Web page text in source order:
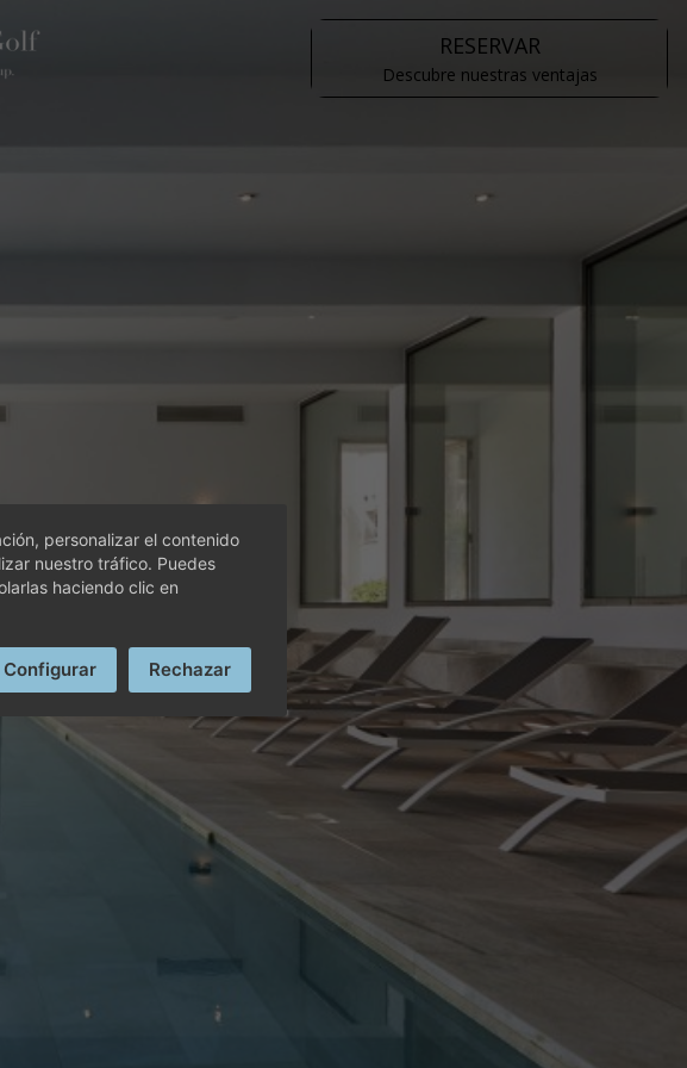
RESERVAR
Descubre nuestras ventajas
GOLF
personalizar el contenido
nuestro tráfico. Puedes
haciendo clic en
Configurar Rechazar